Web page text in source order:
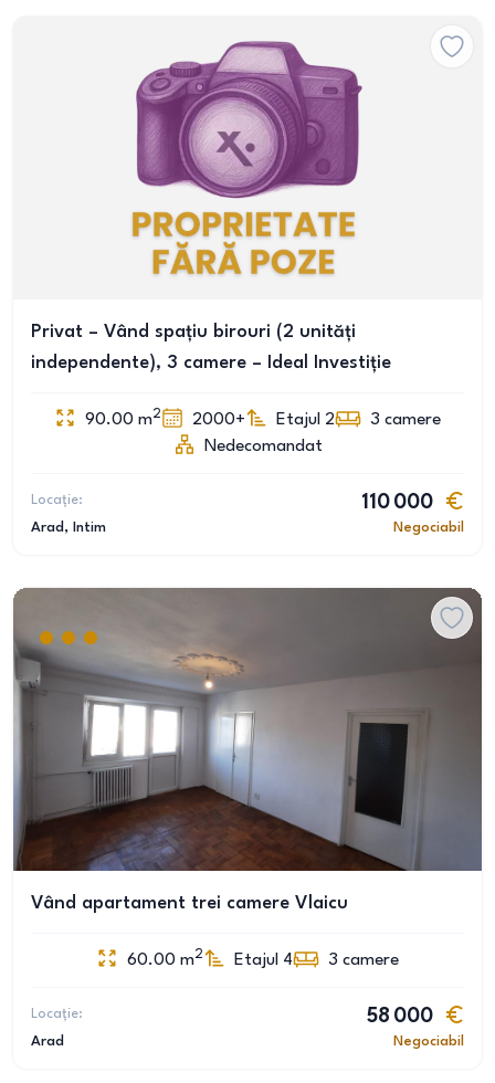
Privat – Vând spațiu birouri (2 unități
independente), 3 camere – Ideal Investiție
90.00 m2 2000+ Etajul 2 3 camere
Nedecomandat
Locație:
Arad , Intim
110 000
Negociabil
Vând apartament trei camere Vlaicu
60.00 m2 Etajul 4 3 camere
Locație:
Arad
58 000
Negociabil